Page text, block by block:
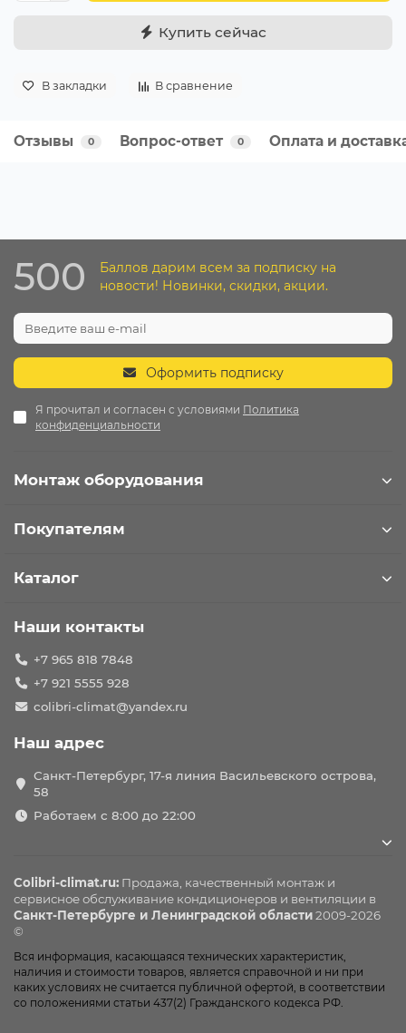
Купить сейчас
В закладки В сравнение
Отзывы 0 Вопрос-ответ 0 Оплата и
500
Баллов дарим всем за подписку на
новости! Новинки, скидки, акции.
Оформить подписку
Я прочитал и согласен с условиями Политика
конфиденциальности
Монтаж оборудования
Покупателям
Каталог
Наши контакты
+7 965 818 7848
+7 921 5555 928
colibri-climat@yandex.ru
Наш адрес
Санкт-Петербург, 17-я линия Васильевского острова,
58
Работаем с 8:00 до 22:00
Colibri-climat.ru: Продажа, качественный монтаж и
сервисное обслуживание кондиционеров и вентиляции в
Санкт-Петербурге и Ленинградской области2009-2026
©
Вся информация, касающаяся технических характеристик,
наличия и стоимости товаров, является справочной и ни при
каких условиях не считается публичной офертой, в соответствии
со положениями статьи 437(2) Гражданского кодекса РФ.